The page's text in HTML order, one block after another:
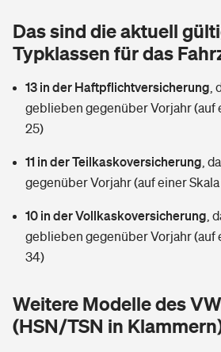
Tools
Wer versichert was: Jetzt Versicherer
Sie haben Fragen?
Glasversicherung
Mietkautionsversicherung
Restkreditversicherung
Tools
Hochwasser-Check: Wie gefährdet ist
Kinderunfall­ver­si­che­rung
Kinderinvalidität
Hundehalter-Haftpflicht
Handyversicherung
Private Cyberversicherung
Dread-Disease-Versicherung
Tierkrankenversicherung
Zur Übersicht
Tools
Wer versichert was: Jetzt Versicherer
Rentenrechner: Wie viel Geld bekomme
Das sind die aktuell
Typklassen für das
13 in der Haftpflichtversicherung
geblieben gegenüber Vorjahr (auf
25)
11 in der Teilkaskoversicherung
gegenüber Vorjahr (auf einer
10 in der Vollkaskoversicherung
geblieben gegenüber Vorjahr (auf
34)
Weitere Modelle des
(HSN/TSN in